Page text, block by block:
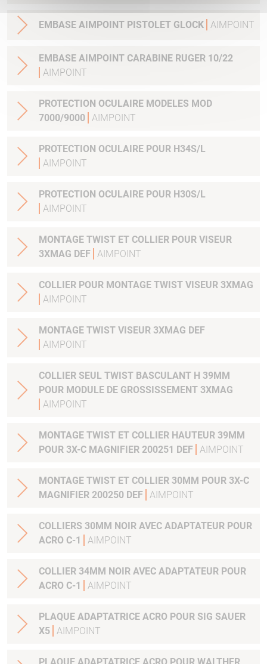
EMBASE AIMPOINT PISTOLET GLOCK AIMPOINT
EMBASE AIMPOINT CARABINE RUGER 10/22
AIMPOINT
PROTECTION OCULAIRE MODELES MOD
7000/9000 AIMPOINT
PROTECTION OCULAIRE POUR H34S/L
AIMPOINT
PROTECTION OCULAIRE POUR H30S/L
AIMPOINT
MONTAGE TWIST ET COLLIER POUR VISEUR
3XMAG DEF AIMPOINT
COLLIER POUR MONTAGE TWIST VISEUR 3XMAG
AIMPOINT
MONTAGE TWIST VISEUR 3XMAG DEF
AIMPOINT
COLLIER SEUL TWIST BASCULANT H 39MM
POUR MODULE DE GROSSISSEMENT 3XMAG
AIMPOINT
MONTAGE TWIST ET COLLIER HAUTEUR 39MM
POUR 3X-C MAGNIFIER 200251 DEF AIMPOINT
MONTAGE TWIST ET COLLIER 30MM POUR 3X-C
MAGNIFIER 200250 DEF AIMPOINT
COLLIERS 30MM NOIR AVEC ADAPTATEUR POUR
ACRO C-1
AIMPOINT
COLLIER 34MM NOIR AVEC ADAPTATEUR POUR
ACRO C-1
AIMPOINT
PLAQUE ADAPTATRICE ACRO POUR SIG SAUER
X5 AIMPOINT